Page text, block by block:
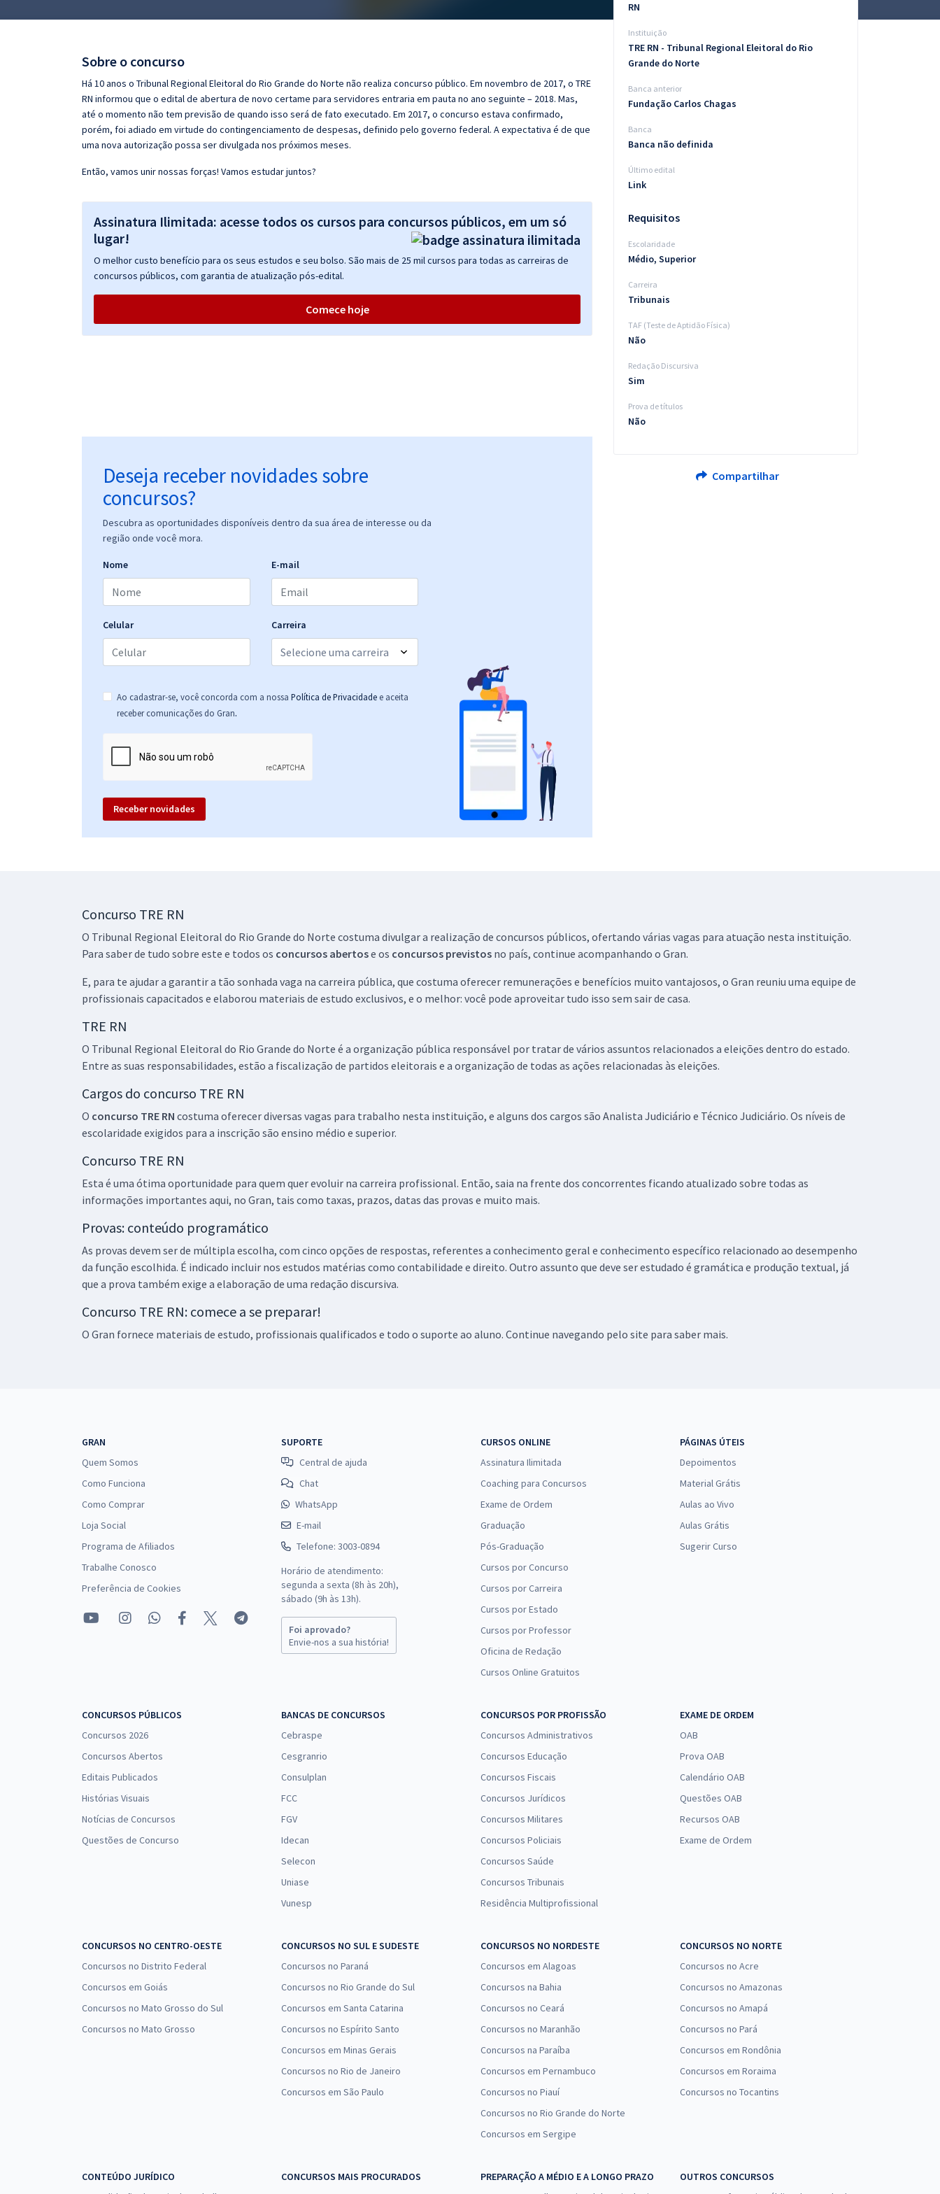
Questões grátis
Conteúdo gratuito
Sobre o concurso
Há 10 anos o Tribunal Regional Eleitoral do Rio Grande do Norte não realiza concurso público. Em novembro de 2017, o TRE
RN informou que o edital de abertura de novo certame para servidores entraria em pauta no ano seguinte – 2018. Mas,
até o momento não tem previsão de quando isso será de fato executado. Em 2017, o concurso estava confirmado,
porém, foi adiado em virtude do contingenciamento de despesas, definido pelo governo federal. A expectativa é de que
uma nova autorização possa ser divulgada nos próximos meses.
Então, vamos unir nossas forças! Vamos estudar juntos?
Assinatura Ilimitada: acesse todos os cursos para concursos públicos, em um só
lugar!
O melhor custo benefício para os seus estudos e seu bolso. São mais de 25 mil cursos para todas as carreiras de
concursos públicos, com garantia de atualização pós-edital.
Comece hoje
Deseja receber novidades sobre
concursos?
Descubra as oportunidades disponíveis dentro da sua área de interesse ou da
região onde você mora.
Nome E-mail
Celular Carreira
Ao cadastrar-se, você concorda com a nossa Política de Privacidade e aceita
receber comunicações do Gran.
Receber novidades
RN
Instituição
TRE RN - Tribunal Regional Eleitoral do Rio
Grande do Norte
Banca anterior
Fundação Carlos Chagas
Banca
Banca não definida
Último edital
Link
Requisitos
Escolaridade
Médio, Superior
Carreira
Tribunais
TAF (Teste de Aptidão Física)
Não
Redação Discursiva
Sim
Prova de títulos
Não
Compartilhar
Concurso TRE RN
O Tribunal Regional Eleitoral do Rio Grande do Norte costuma divulgar a realização de concursos públicos, ofertando várias vagas para atuação nesta instituição.
Para saber de tudo sobre este e todos os concursos abertose os concursos previstos no país, continue acompanhando o Gran.
E, para te ajudar a garantir a tão sonhada vaga na carreira pública, que costuma oferecer remunerações e benefícios muito vantajosos, o Gran reuniu uma equipe de
profissionais capacitados e elaborou materiais de estudo exclusivos, e o melhor: você pode aproveitar tudo isso sem sair de casa.
TRE RN
O Tribunal Regional Eleitoral do Rio Grande do Norte é a organização pública responsável por tratar de vários assuntos relacionados a eleições dentro do estado.
Entre as suas responsabilidades, estão a fiscalização de partidos eleitorais e a organização de todas as ações relacionadas às eleições.
Cargos do concurso TRE RN
O concurso TRE RN costuma oferecer diversas vagas para trabalho nesta instituição, e alguns dos cargos são Analista Judiciário e Técnico Judiciário. Os níveis de
escolaridade exigidos para a inscrição são ensino médio e superior.
Concurso TRE RN
Esta é uma ótima oportunidade para quem quer evoluir na carreira profissional. Então, saia na frente dos concorrentes ficando atualizado sobre todas as
informações importantes aqui, no Gran, tais como taxas, prazos, datas das provas e muito mais.
Provas: conteúdo programático
As provas devem ser de múltipla escolha, com cinco opções de respostas, referentes a conhecimento geral e conhecimento específico relacionado ao desempenho
da função escolhida. É indicado incluir nos estudos matérias como contabilidade e direito. Outro assunto que deve ser estudado é gramática e produção textual, já
que a prova também exige a elaboração de uma redação discursiva.
Concurso TRE RN: comece a se preparar!
O Gran fornece materiais de estudo, profissionais qualificados e todo o suporte ao aluno. Continue navegando pelo site para saber mais.
GRAN
Quem Somos
Como Funciona
Como Comprar
Loja Social
Programa de Afiliados
Trabalhe Conosco
Preferência de Cookies
SUPORTE
Central de ajuda
Chat
WhatsApp
E-mail
Telefone: 3003-0894
Horário de atendimento:
segunda a sexta (8h às 20h),
sábado (9h às 13h).
Foi aprovado?
Envie-nos a sua história!
CURSOS ONLINE
Assinatura Ilimitada
Coaching para Concursos
Exame de Ordem
Graduação
Pós-Graduação
Cursos por Concurso
Cursos por Carreira
Cursos por Estado
Cursos por Professor
Oficina de Redação
Cursos Online Gratuitos
PÁGINAS ÚTEIS
Depoimentos
Material Grátis
Aulas ao Vivo
Aulas Grátis
Sugerir Curso
CONCURSOS PÚBLICOS
Concursos 2026
Concursos Abertos
Editais Publicados
Histórias Visuais
Notícias de Concursos
Questões de Concurso
BANCAS DE CONCURSOS
Cebraspe
Cesgranrio
Consulplan
FCC
FGV
Idecan
Selecon
Uniase
Vunesp
CONCURSOS POR PROFISSÃO
Concursos Administrativos
Concursos Educação
Concursos Fiscais
Concursos Jurídicos
Concursos Militares
Concursos Policiais
Concursos Saúde
Concursos Tribunais
Residência Multiprofissional
EXAME DE ORDEM
OAB
Prova OAB
Calendário OAB
Questões OAB
Recursos OAB
Exame de Ordem
CONCURSOS NO CENTRO-OESTE
Concursos no Distrito Federal
Concursos em Goiás
Concursos no Mato Grosso do Sul
Concursos no Mato Grosso
CONCURSOS NO SUL E SUDESTE
Concursos no Paraná
Concursos no Rio Grande do Sul
Concursos em Santa Catarina
Concursos no Espírito Santo
Concursos em Minas Gerais
Concursos no Rio de Janeiro
Concursos em São Paulo
CONCURSOS NO NORDESTE
Concursos em Alagoas
Concursos na Bahia
Concursos no Ceará
Concursos no Maranhão
Concursos na Paraíba
Concursos em Pernambuco
Concursos no Piauí
Concursos no Rio Grande do Norte
Concursos em Sergipe
CONCURSOS NO NORTE
Concursos no Acre
Concursos no Amazonas
Concursos no Amapá
Concursos no Pará
Concursos em Rondônia
Concursos em Roraima
Concursos no Tocantins
CONTEÚDO JURÍDICO
CONCURSOS MAIS PROCURADOS
PREPARAÇÃO A MÉDIO E A LONGO PRAZO
OUTROS CONCURSOS